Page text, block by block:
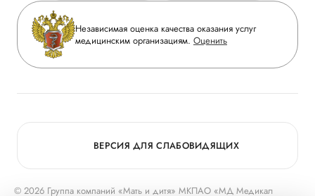
Инвесторам
Журнал «Мать и дитя»
Вакансии
Медицинский туризм
Вопрос-ответ
Приложение пациента
Статьи
Независимая оценка качества оказания услуг
медицинским организациям. Оценить
© 2026 Группа компаний «Мать и дитя» МКПАО «МД Медикал
ВЕРСИЯ ДЛЯ СЛАБОВИДЯЩИХ